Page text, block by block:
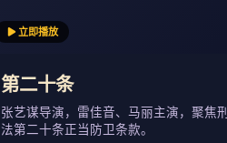
立即播放
第二十条
张艺谋导演，雷佳音、马丽主演，聚焦刑
法第二十条正当防卫条款。